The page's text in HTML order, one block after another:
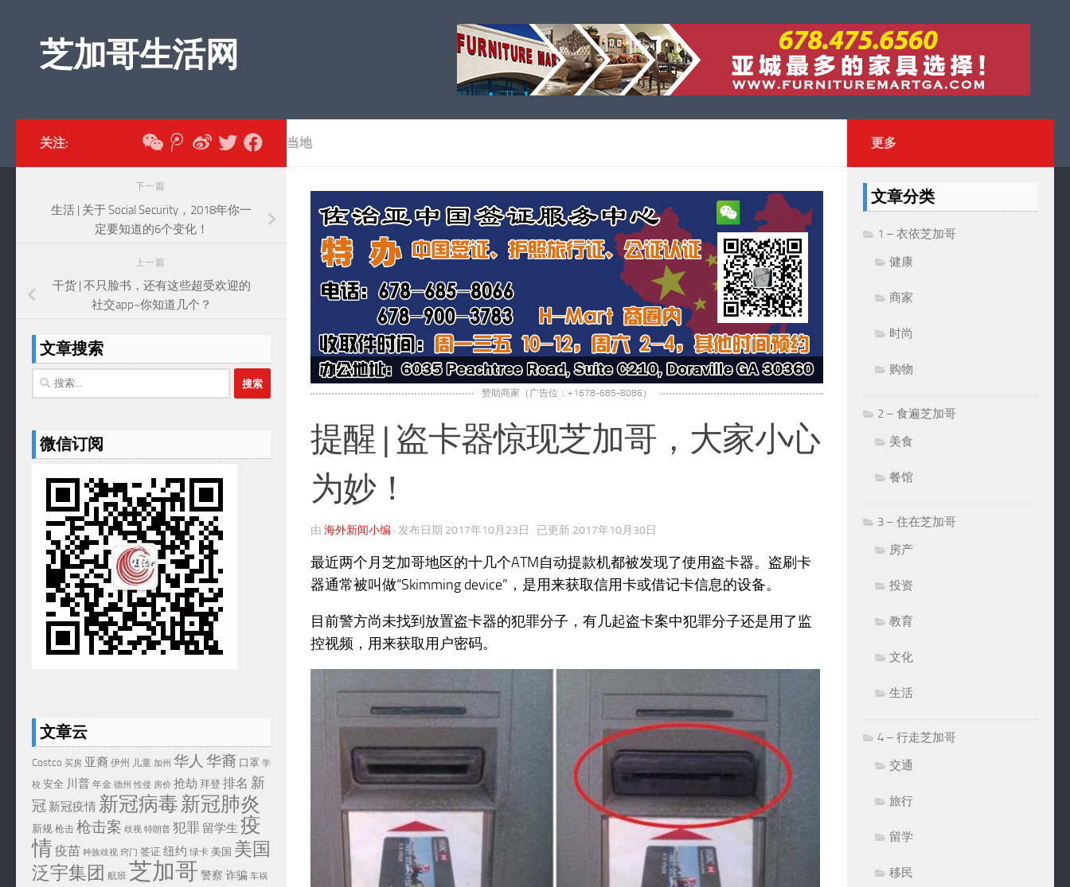
芝加哥生活网
当地
赞助商家（广告位：+1678-685-8086）
提醒 | 盗卡器惊现芝加哥，大家小心
为妙！
由 海外新闻小编 · 发布日期 2017年10月23日 · 已更新 2017年10月30日
最近两个月芝加哥地区的十几个ATM自动提款机都被发现了使用盗卡器。盗刷卡
器通常被叫做“Skimming device”，是用来获取信用卡或借记卡信息的设备。
目前警方尚未找到放置盗卡器的犯罪分子，有几起盗卡案中犯罪分子还是用了监
控视频，用来获取用户密码。
关注:
下一篇
生活 | 关于 Social Security，2018年你一
定要知道的6个变化！
上一篇
干货 | 不只脸书，还有这些超受欢迎的
社交app~你知道几个？
文章搜索
搜
索：
微信订阅
文章云
Costco 买房 亚裔 伊州 儿童 加州 华人 华裔 口罩 学
校 安全 川普 年金 德州 性侵 房价 抢劫 拜登 排名 新
冠 新冠疫情 新冠病毒新冠肺炎
新规 枪击 枪击案 歧视 特朗普 犯罪 留学生 疫
情 疫苗 种族歧视 窍门 签证 纽约 绿卡 美国 美国
泛宇集团 航班 芝加哥 警察 诈骗 车祸
更多
文章分类
1 – 衣依芝加哥
健康
商家
时尚
购物
2 – 食遍芝加哥
美食
餐馆
3 – 住在芝加哥
房产
投资
教育
文化
生活
4 – 行走芝加哥
交通
旅行
留学
移民